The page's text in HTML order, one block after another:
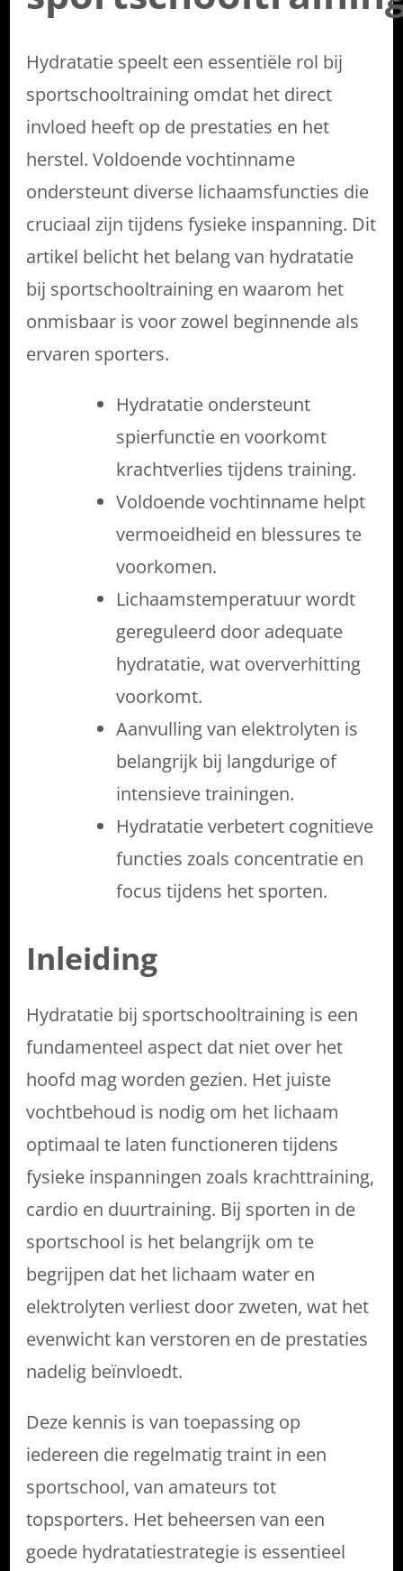
Hydratatie speelt een essentiële rol bij
sportschooltraining omdat het direct
invloed heeft op de prestaties en het
herstel. Voldoende vochtinname
ondersteunt diverse lichaamsfuncties die
cruciaal zijn tijdens fysieke inspanning. Dit
artikel belicht het belang van hydratatie
bij sportschooltraining en waarom het
onmisbaar is voor zowel beginnende als
ervaren sporters.
Hydratatie ondersteunt
spierfunctie en voorkomt
krachtverlies tijdens training.
Voldoende vochtinname helpt
vermoeidheid en blessures te
voorkomen.
Lichaamstemperatuur wordt
gereguleerd door adequate
hydratatie, wat oververhitting
voorkomt.
Aanvulling van elektrolyten is
belangrijk bij langdurige of
intensieve trainingen.
Hydratatie verbetert cognitieve
functies zoals concentratie en
focus tijdens het sporten.
Inleiding
Hydratatie bij sportschooltraining is een
fundamenteel aspect dat niet over het
hoofd mag worden gezien. Het juiste
vochtbehoud is nodig om het lichaam
optimaal te laten functioneren tijdens
fysieke inspanningen zoals krachttraining,
cardio en duurtraining. Bij sporten in de
sportschool is het belangrijk om te
begrijpen dat het lichaam water en
elektrolyten verliest door zweten, wat het
evenwicht kan verstoren en de prestaties
nadelig beïnvloedt.
Deze kennis is van toepassing op
iedereen die regelmatig traint in een
sportschool, van amateurs tot
topsporters. Het beheersen van een
goede hydratatiestrategie is essentieel